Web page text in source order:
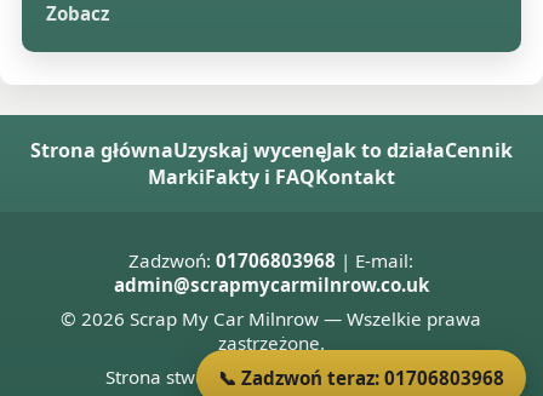
Zobacz
Strona głównaUzyskaj wycenęJak to działaCennik
MarkiFakty i FAQKontakt
Zadzwoń:01706803968 | E-mail:
admin@scrapmycarmilnrow.co.uk
© 2026 Scrap My Car Milnrow — Wszelkie prawa
zastrzeżone.
Strona stworzona przezDonnie Welsh
📞 Zadzwoń teraz: 01706803968